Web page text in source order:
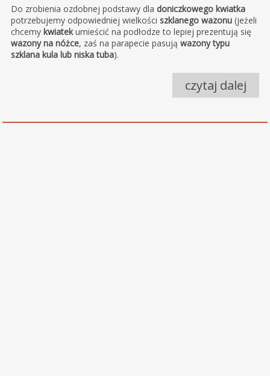
Do zrobienia ozdobnej podstawy dla doniczkowego kwiatka
potrzebujemy odpowiedniej wielkości szklanego wazonu(jeżeli
chcemykwiatekumieścić na podłodze to lepiej prezentują się
wazony na nóżce, zaś na parapecie pasują wazony typu
szklana kula lub niska tuba).
czytaj dalej